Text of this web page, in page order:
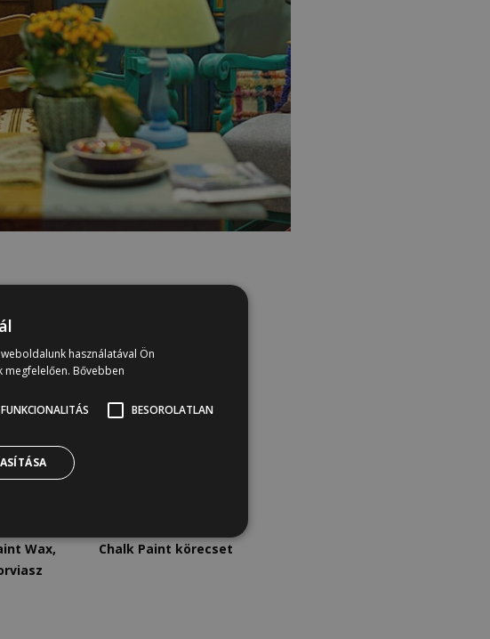
Wax,
Chalk Paint körecset
használatával Ön
megfelelően. Bővebben
FUNKCIONALITÁS BESOROLATLAN